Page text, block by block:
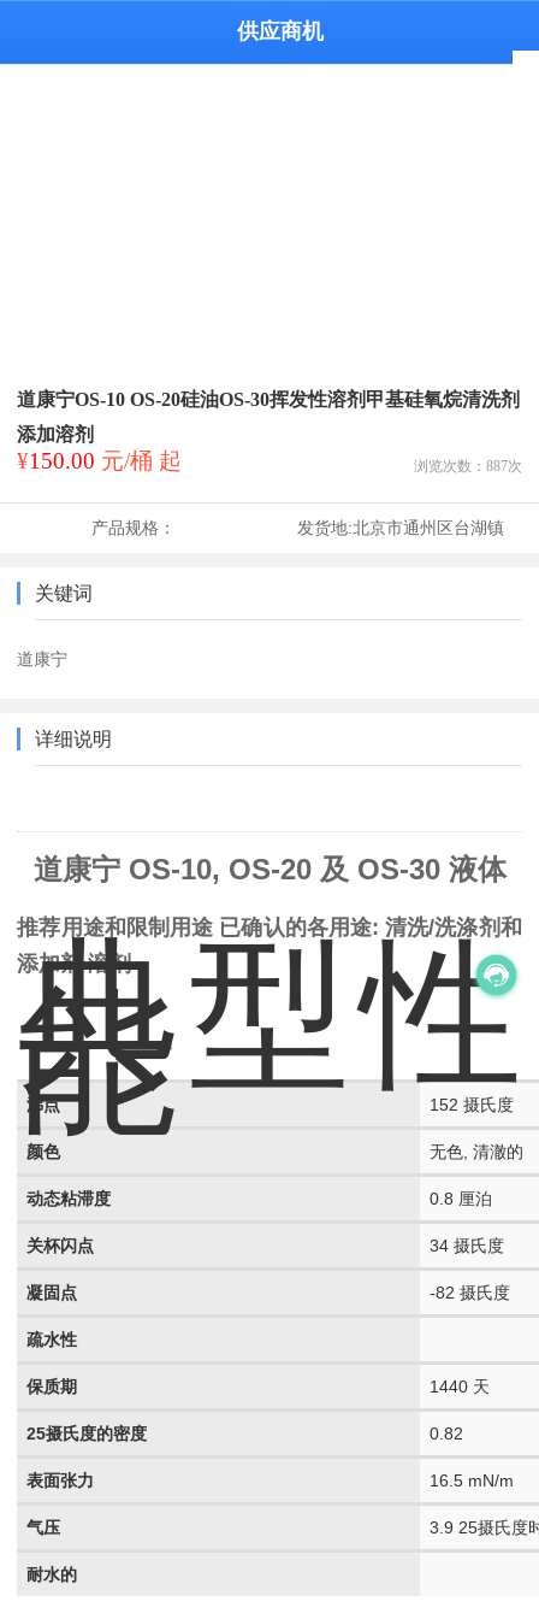
供应商机
道康宁OS-10 OS-20硅油OS-30挥发性溶剂甲基硅氧烷清洗剂
添加溶剂
¥150.00 元/桶 起 浏览次数： 887次
产品规格： 发货地:北京市通州区台湖镇
关键词
道康宁
详细说明
道康宁 OS-10, OS-20 及 OS-30 液体
推荐用途和限制用途 已确认的各用途: 清洗/洗涤剂和
添加剂 溶剂
典型性
能
沸点 152 摄氏度
颜色 无色, 清澈的
动态粘滞度 0.8 厘泊
关杯闪点 34 摄氏度
凝固点 -82 摄氏度
疏水性
保质期 1440 天
25摄氏度的密度 0.82
表面张力 16.5 mN/m
气压 3.9 25摄氏度
耐水的